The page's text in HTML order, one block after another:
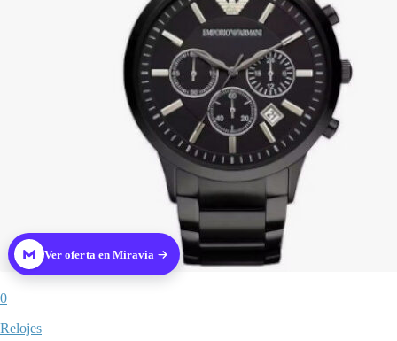
Ver oferta en Miravia
0
Relojes